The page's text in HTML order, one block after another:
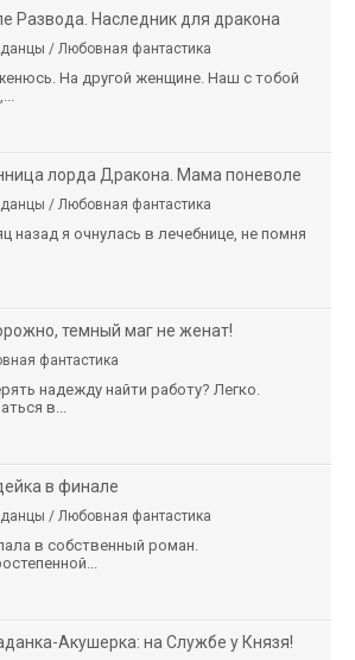
Развода. Наследник для дракона
/ Любовная фантастика
На другой женщине. Наш с тобой
лорда Дракона. Мама поневоле
/ Любовная фантастика
назад я очнулась в лечебнице, не помня
темный маг не женат!
фантастика
надежду найти работу? Легко.
в...
в финале
/ Любовная фантастика
в собственный роман.
Акушерка: на Службе у Князя!